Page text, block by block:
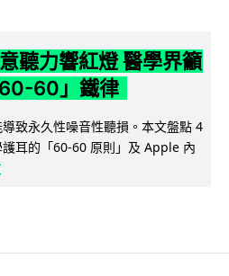
聽力響紅燈 醫學界籲
60」鐵律
致永久性噪音性聽損。本文盤點 4
耳的「60-60 原則」及 Apple 內